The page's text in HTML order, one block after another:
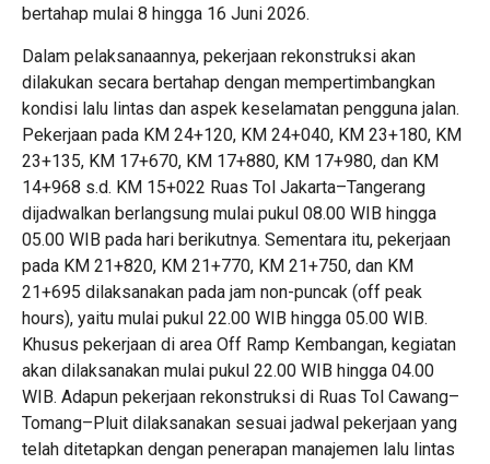
bertahap mulai 8 hingga 16 Juni 2026.
Dalam pelaksanaannya, pekerjaan rekonstruksi akan
dilakukan secara bertahap dengan mempertimbangkan
kondisi lalu lintas dan aspek keselamatan pengguna jalan.
Pekerjaan pada KM 24+120, KM 24+040, KM 23+180, KM
23+135, KM 17+670, KM 17+880, KM 17+980, dan KM
14+968 s.d. KM 15+022 Ruas Tol Jakarta–Tangerang
dijadwalkan berlangsung mulai pukul 08.00 WIB hingga
05.00 WIB pada hari berikutnya. Sementara itu, pekerjaan
pada KM 21+820, KM 21+770, KM 21+750, dan KM
21+695 dilaksanakan pada jam non-puncak (off peak
hours), yaitu mulai pukul 22.00 WIB hingga 05.00 WIB.
Khusus pekerjaan di area Off Ramp Kembangan, kegiatan
akan dilaksanakan mulai pukul 22.00 WIB hingga 04.00
WIB. Adapun pekerjaan rekonstruksi di Ruas Tol Cawang–
Tomang–Pluit dilaksanakan sesuai jadwal pekerjaan yang
telah ditetapkan dengan penerapan manajemen lalu lintas